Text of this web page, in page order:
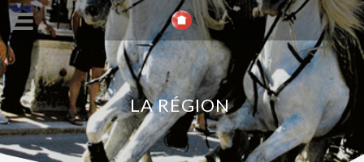
LA RÉGION